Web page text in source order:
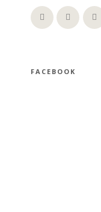
FACEBOOK